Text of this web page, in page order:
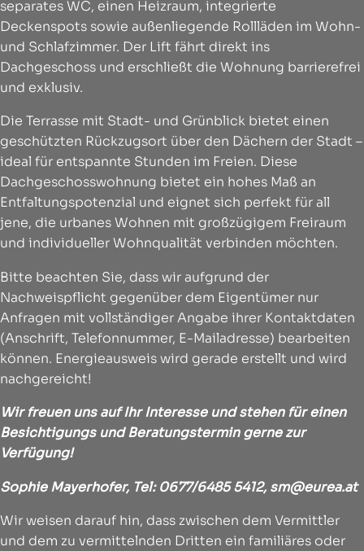
separates WC, einen Heizraum, integrierte
Deckenspots sowie außenliegende Rollläden im Wohn-
und Schlafzimmer. Der Lift fährt direkt ins
Dachgeschoss und erschließt die Wohnung barrierefrei
und exklusiv.
Die Terrasse mit Stadt- und Grünblick bietet einen
geschützten Rückzugsort über den Dächern der Stadt –
ideal für entspannte Stunden im Freien. Diese
Dachgeschosswohnung bietet ein hohes Maß an
Entfaltungspotenzial und eignet sich perfekt für all
jene, die urbanes Wohnen mit großzügigem Freiraum
und individueller Wohnqualität verbinden möchten.
Bitte beachten Sie, dass wir aufgrund der
Nachweispflicht gegenüber dem Eigentümer nur
Anfragen mit vollständiger Angabe ihrer Kontaktdaten
(Anschrift, Telefonnummer, E-Mailadresse) bearbeiten
können. Energieausweis wird gerade erstellt und wird
nachgereicht!
Wir freuen uns auf Ihr Interesse und stehen für einen
Besichtigungs und Beratungstermin gerne zur
Verfügung!
Sophie Mayerhofer, Tel: 0677/6485 5412, sm@eurea.at
Wir weisen darauf hin, dass zwischen dem Vermittler
und dem zu vermittelnden Dritten ein familiäres oder